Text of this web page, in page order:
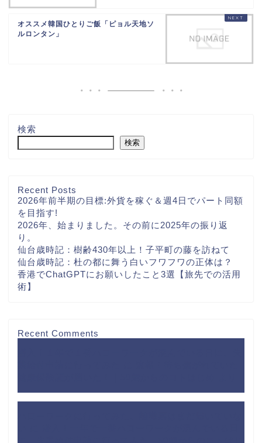
オススメ韓国ひとりご飯「ピョル天地ソ
ルロンタン」
検索
検索
Recent Posts
2026年前半期の目標:外貨を稼ぐ＆週4日でパート同額
を目指す!
2026年、始まりました。その前に2025年の振り返
り。
仙台歳時記：樹齢430年以上！子平町の藤を訪ねて
仙台歳時記：杜の都に舞う白いフワフワの正体は？
香港でChatGPTにお願いしたこと3選【旅先での活用
術】
Recent Comments